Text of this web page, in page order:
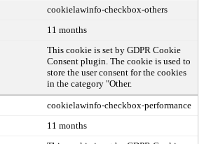
cookielawinfo-checkbox-others
11 months
This cookie is set by GDPR Cookie
Consent plugin. The cookie is used to
store the user consent for the cookies
in the category "Other.
cookielawinfo-checkbox-performance
11 months